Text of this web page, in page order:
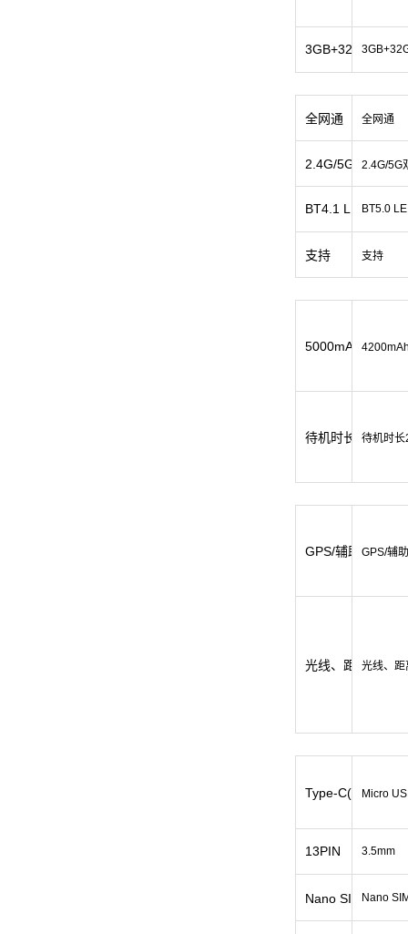
3GB+32GB
全网通
2.4G/5G双频
BT4.1 LE
支持
5000mAh(可拆卸)
待机时长400H，
GPS/辅助GPS、
光线、距离、重
Type-C(支持
13PIN
Nano SIM*2（支
全网通
2.4G/5G
BT5.0 LE
支持
待机时
GPS/辅
光线、距
Micro
3.5mm
Nano